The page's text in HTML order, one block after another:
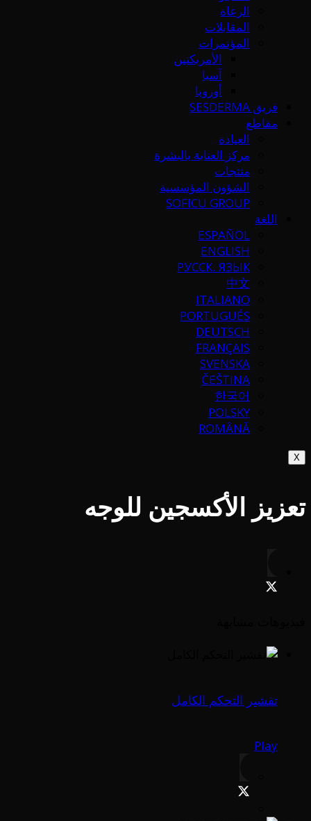
الرعاة
المقابلات
المؤتمرات
الأمريكتين
آسيا
أوروبا
فريق SESDERMA
مقاطع
العيادة
مركز العناية بالبشرة
منتجات
الشؤون المؤسسية
SOFICU GROUP
اللغة
ESPAÑOL
ENGLISH
РУССК. ЯЗЫК
中文
ITALIANO
PORTUGUÉS
DEUTSCH
FRANÇAIS
SVENSKA
ČEŠTINA
한국어
POLSKY
ROMÂNĂ
X
تعزيز الأكسجين للوجه
تقشير التحكم الكامل
Play